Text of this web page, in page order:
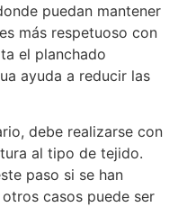
puedan mantener
más respetuoso con
el planchado
ayuda a reducir las
debe realizarse con
al tipo de tejido.
paso si se han
casos puede ser